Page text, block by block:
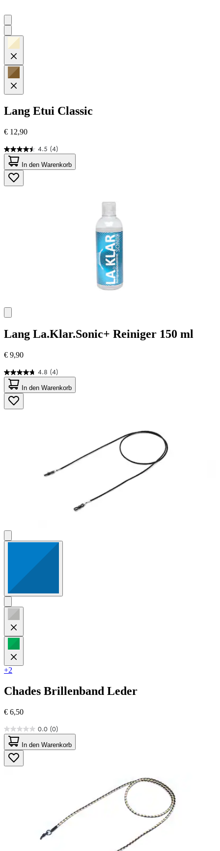
Lang Etui Classic
€ 12,90
4.5 (4)
4.5
von
5
Sternen.
4
In den Warenkorb
Lang La.Klar.Sonic+ Reiniger 150 ml
€ 9,90
4.8 (4)
4.8
von
5
Sternen.
4
In den Warenkorb
+2
Chades Brillenband Leder
€ 6,50
0.0 (0)
0.0
von
5
Sternen.
In den Warenkorb